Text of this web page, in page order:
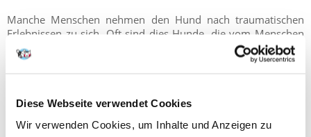
Diese Webseite verwendet Cookies
Wir verwenden Cookies, um Inhalte und Anzeigen zu
Manche Menschen nehmen den Hund nach traumatischen
Erlebnissen zu sich. Oft sind dies Hunde, die vom Menschen
nichts Gutes erfahren haben. Dies sind recht schwierige
Adoptionen und erfordern in der Regel die Einbeziehung eines
bekannt, in denen sich solche Hunde über viele Jahre hinweg
ich solche Hunde nicht für zu Hause mit Kindern, sondern nur